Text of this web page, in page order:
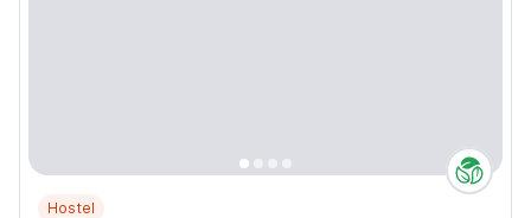
Hostel